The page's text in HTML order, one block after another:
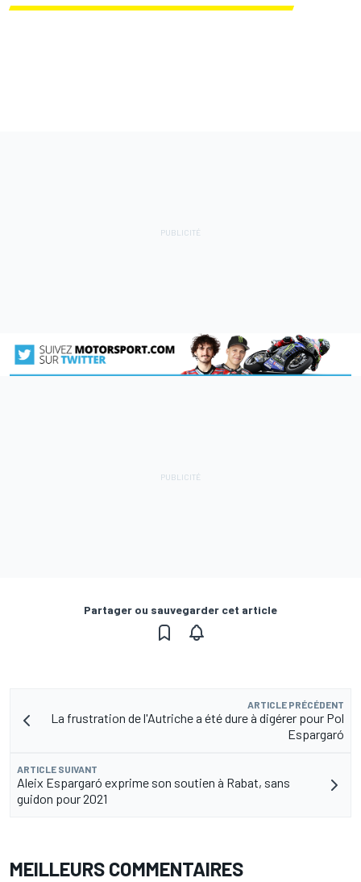
Partager ou sauvegarder cet article
ARTICLE PRÉCÉDENT
La frustration de l'Autriche a été dure à digérer pour Pol
Espargaró
ARTICLE SUIVANT
Aleix Espargaró exprime son soutien à Rabat, sans
guidon pour 2021
MEILLEURS COMMENTAIRES